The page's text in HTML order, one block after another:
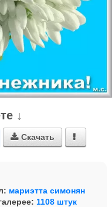
↓
 Скачать 
мариэтта симонян
1108 штук